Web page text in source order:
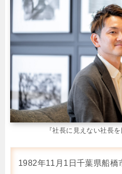
『社長に見えない社長
1982年11月1日千葉県船橋